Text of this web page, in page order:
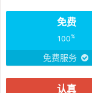
免费
100%
免费服务
认真